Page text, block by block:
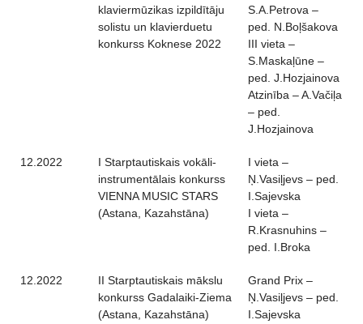
klaviermūzikas izpildītāju
solistu un klavierduetu
konkurss Koknese 2022
S.A.Petrova –
ped. N.Boļšakova
III vieta –
S.Maskaļūne –
ped. J.Hozjainova
Atzinība – A.Vačiļa
– ped.
J.Hozjainova
12.2022
I Starptautiskais vokāli-
instrumentālais konkurss
VIENNA MUSIC STARS
(Astana, Kazahstāna)
I vieta –
Ņ.Vasiļjevs – ped.
I.Sajevska
I vieta –
R.Krasnuhins –
ped. I.Broka
12.2022
II Starptautiskais mākslu
konkurss Gadalaiki-Ziema
(Astana, Kazahstāna)
Grand Prix –
Ņ.Vasiļjevs – ped.
I.Sajevska